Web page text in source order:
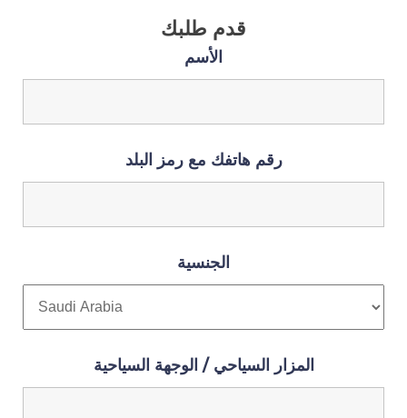
قدم طلبك
الأسم
رقم هاتفك مع رمز البلد
الجنسية
المزار السياحي / الوجهة السياحية